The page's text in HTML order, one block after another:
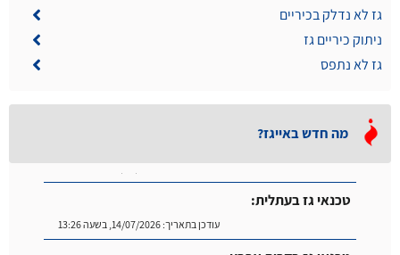
גז לא נדלק בכיריים
ניתוק כיריים גז
גז לא נתפס
מה חדש באייגז?
טכנאי גז בעתלית: